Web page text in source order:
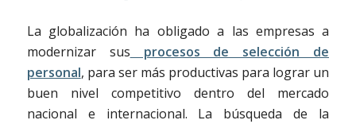
La globalización ha obligado a las empresas a
modernizar sus procesos de selección de
personal, para ser más productivas para lograr un
buen nivel competitivo dentro del mercado
nacional e internacional. La búsqueda de la